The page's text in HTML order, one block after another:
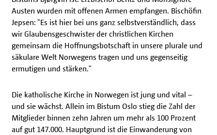
Austen wurden mit offenen Armen empfangen. Bischöfin
Jepsen: "Es ist hier bei uns ganz selbstverständlich, dass
wir Glaubensgeschwister der christlichen Kirchen
gemeinsam die Hoffnungsbotschaft in unsere plurale und
säkulare Welt Norwegens tragen und uns gegenseitig
ermutigen und stärken."
Die katholische Kirche in Norwegen ist jung und vital –
und sie wächst. Allein im Bistum Oslo stieg die Zahl der
Mitglieder binnen zehn Jahren um mehr als 100 Prozent
auf gut 147.000. Hauptgrund ist die Einwanderung von